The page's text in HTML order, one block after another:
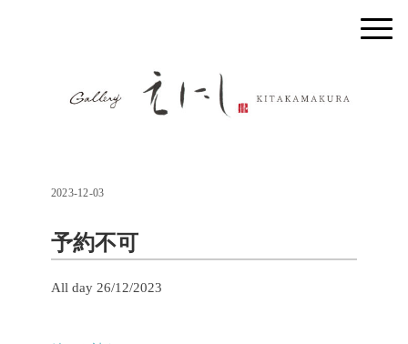
2023-12-03
予約不可
All day 26/12/2023